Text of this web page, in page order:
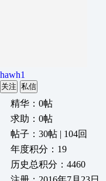
hawh1
关注 私信
精华：0帖
求助：0帖
帖子：30帖 | 104回
年度积分：19
历史总积分：4460